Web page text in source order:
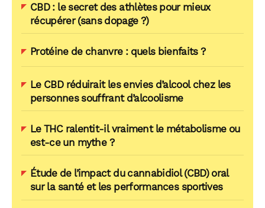
CBD : le secret des athlètes pour mieux
récupérer (sans dopage ?)
Protéine de chanvre : quels bienfaits ?
Le CBD réduirait les envies d’alcool chez les
personnes souffrant d’alcoolisme
Le THC ralentit-il vraiment le métabolisme ou
est-ce un mythe ?
Étude de l’impact du cannabidiol (CBD) oral
sur la santé et les performances sportives